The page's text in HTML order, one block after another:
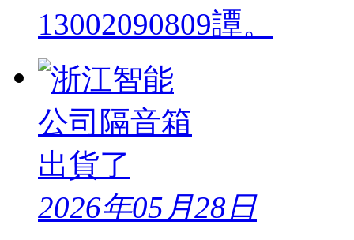
13002090809譚。
2026年05月28日